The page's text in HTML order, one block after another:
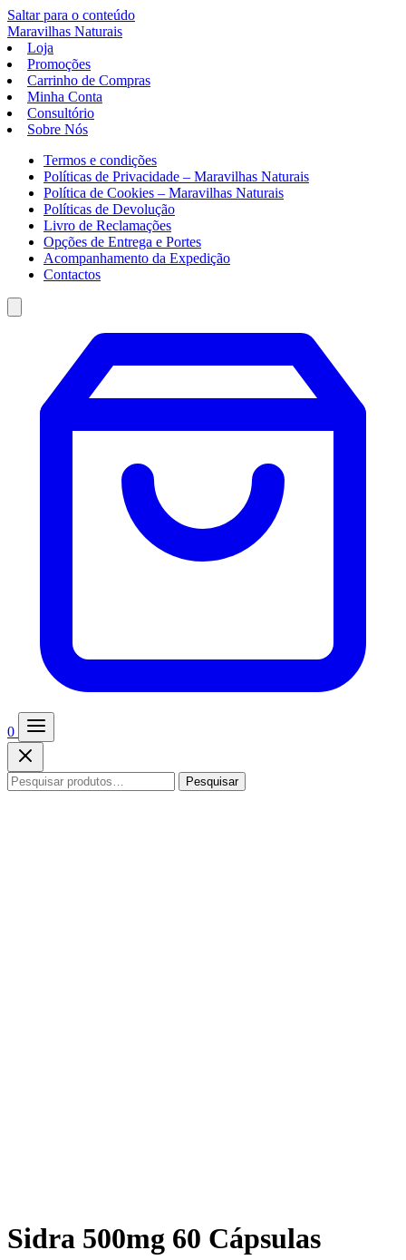
Saltar para o conteúdo
Maravilhas Naturais
Loja
Promoções
Carrinho de Compras
Minha Conta
Consultório
Sobre Nós
Termos e condições
Políticas de Privacidade – Maravilhas Naturais
Política de Cookies – Maravilhas Naturais
Políticas de Devolução
Livro de Reclamações
Opções de Entrega e Portes
Acompanhamento da Expedição
Contactos
0
Pesquisar
Sidra 500mg 60 Cápsulas